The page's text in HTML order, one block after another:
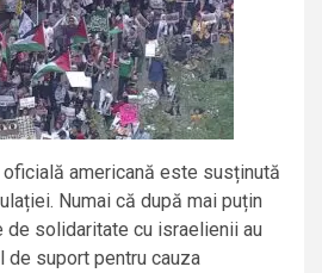
americană este susținută
Numai că după mai puțin
solidaritate cu israelienii au
de suport pentru cauza